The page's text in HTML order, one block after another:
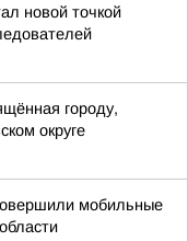
новой точкой
городу,
округе
мобильные